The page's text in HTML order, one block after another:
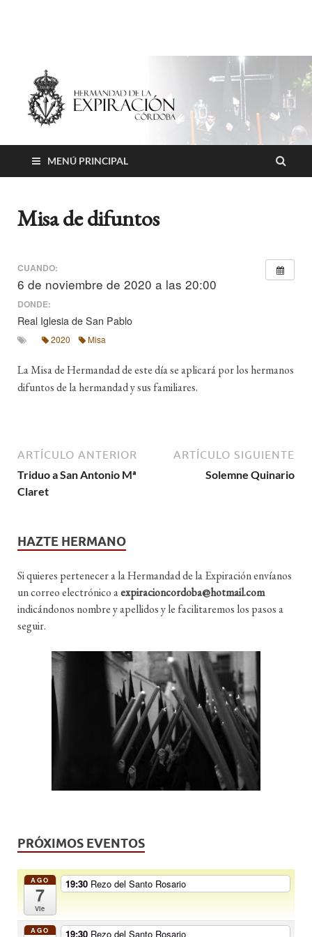
Hermandad de la
Expiración
MENÚ PRINCIPAL
Misa de difuntos
CUANDO:
6 de noviembre de 2020 a las 20:00
DONDE:
Real Iglesia de San Pablo
2020 Misa
La Misa de Hermandad de este día se aplicará por los hermanos
difuntos de la hermandad y sus familiares.
ARTÍCULO ANTERIOR
Triduo a San Antonio Mª
Claret
ARTÍCULO SIGUIENTE
Solemne Quinario
HAZTE HERMANO
Si quieres pertenecer a la Hermandad de la Expiración envíanos
un correo electrónico aexpiracioncordoba@hotmail.com
indicándonos nombre y apellidos y le facilitaremos los pasos a
seguir.
PRÓXIMOS EVENTOS
AGO
7
Vie
19:30 Rezo del Santo Rosario
AGO 19:30 Rezo del Santo Rosario